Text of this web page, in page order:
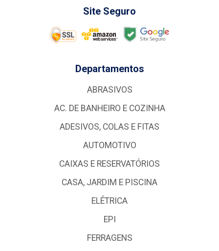
Site Seguro
Departamentos
ABRASIVOS
AC. DE BANHEIRO E COZINHA
ADESIVOS, COLAS E FITAS
AUTOMOTIVO
CAIXAS E RESERVATÓRIOS
CASA, JARDIM E PISCINA
ELÉTRICA
EPI
FERRAGENS